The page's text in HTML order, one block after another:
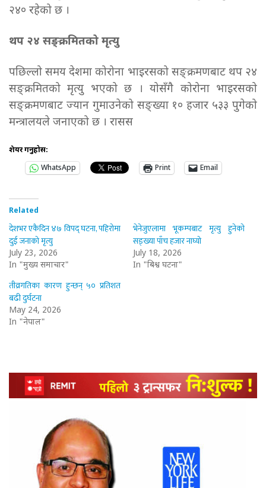
२४० रहेको छ ।
थप २४ सङ्क्रमितको मृत्यु
पछिल्लो समय देशमा कोरोना भाइरसको सङ्क्रमणबाट थप २४
सङ्क्रमितको मृत्यु भएको छ । योसँगै कोरोना भाइरसको
सङ्क्रमणबाट ज्यान गुमाउनेको सङ्ख्या १० हजार ५३३ पुगेको
मन्त्रालयले जनाएको छ । रासस
शेयर गर्नुहोस:
WhatsApp
Print Email
Related
देशभर एकैदिन ४७ विपद् घटना, पहिरोमा
दुई जनाको मृत्यु
July 23, 2026
In "मुख्य समाचार"
भेनेजुएलामा भूकम्पबाट मृत्यु हुनेको
सङ्ख्या पाँच हजार नाघ्यो
July 18, 2026
In "बिश्व घटना"
तीव्रगतिका कारण हुन्छन् ५० प्रतिशत
बढी दुर्घटना
May 24, 2026
In "नेपाल"